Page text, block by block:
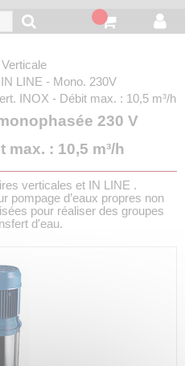
IN LINE - Mono. 230V
INOX - Débit max. : 10,5 m³/h
230 V
max. : 10,5 m³/h
verticales et IN LINE .
pompage d’eaux propres non
pour réaliser des groupes
d'eau.